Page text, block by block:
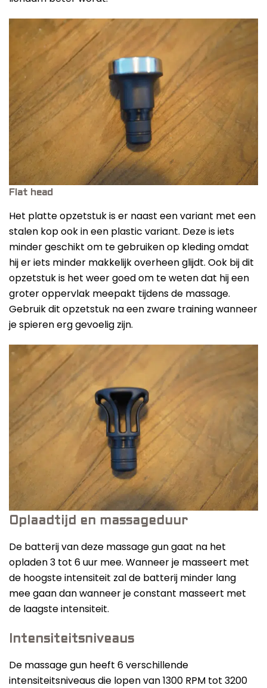
Flat head
Het platte opzetstuk is er naast een variant met een
stalen kop ook in een plastic variant. Deze is iets
minder geschikt om te gebruiken op kleding omdat
hij er iets minder makkelijk overheen glijdt. Ook bij dit
opzetstuk is het weer goed om te weten dat hij een
groter oppervlak meepakt tijdens de massage.
Gebruik dit opzetstuk na een zware training wanneer
je spieren erg gevoelig zijn.
Oplaadtijd en massageduur
De batterij van deze massage gun gaat na het
opladen 3 tot 6 uur mee. Wanneer je masseert met
de hoogste intensiteit zal de batterij minder lang
mee gaan dan wanneer je constant masseert met
de laagste intensiteit.
Intensiteitsniveaus
De massage gun heeft 6 verschillende
intensiteitsniveaus die lopen van 1300 RPM tot 3200